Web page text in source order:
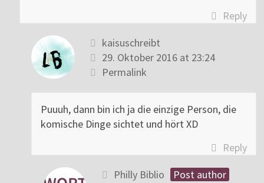
Reply
kaisuschreibt
29. Oktober 2016 at 23:24
Permalink
Puuuh, dann bin ich ja die einzige Person, die
komische Dinge sichtet und hört XD
Reply
Philly Biblio
Post author